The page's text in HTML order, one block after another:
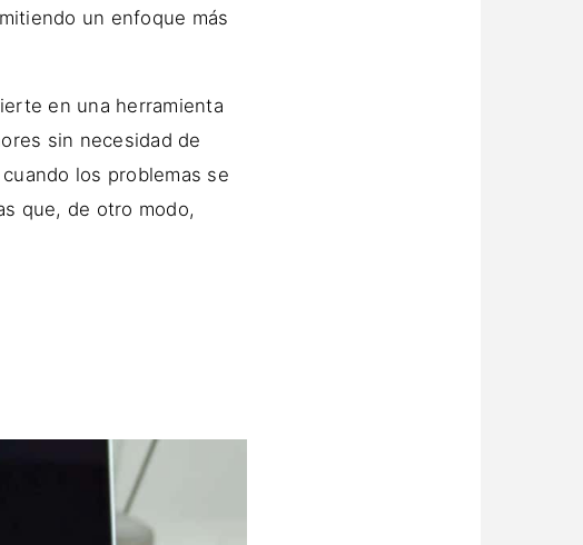
un enfoque más
en una herramienta
sin necesidad de
los problemas se
que, de otro modo,